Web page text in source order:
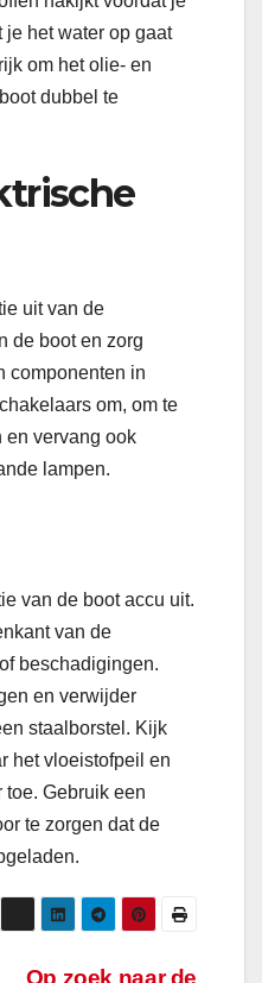
het water op gaat
om het olie- en
dubbel te
uit van de
de boot en zorg
componenten in
om, om te
en vervang ook
lampen.
van de boot accu uit.
van de
beschadigingen.
en verwijder
staalborstel. Kijk
het vloeistofpeil en
Gebruik een
te zorgen dat de